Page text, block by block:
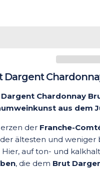
Dargent
Chardonnay
aus dem
der Franche-
ältesten und weniger
Hier, auf ton- und
, die dem Brut